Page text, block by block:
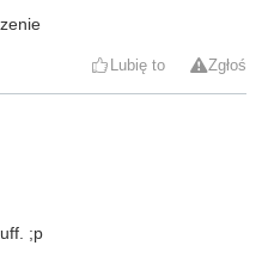
Lubię to Zgłoś
;p